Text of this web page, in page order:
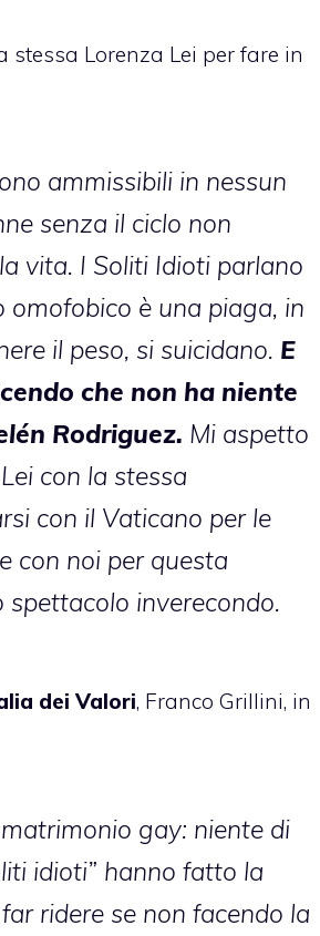
Lorenza Lei per fare in
ammissibili in nessun
senza il ciclo non
vita. I Soliti Idioti parlano
è una piaga, in
il peso, si suicidano. E
che non ha niente
Rodriguez. Mi aspetto
con la stessa
con il Vaticano per le
con noi per questa
inverecondo.
dei Valori, Franco Grillini, in
gay: niente di
idioti” hanno fatto la
ridere se non facendo la